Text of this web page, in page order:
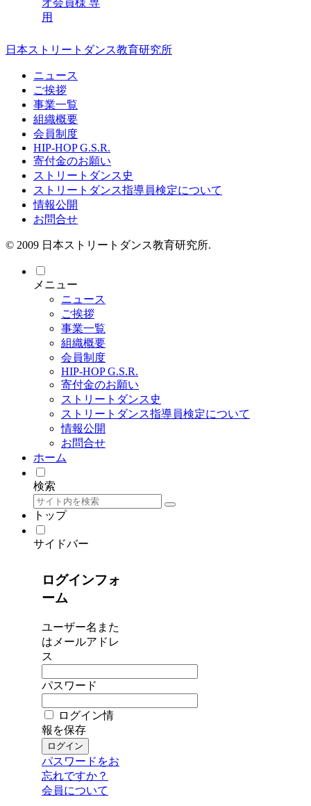
用
日本ストリートダンス教育研究所
ニュース
ご挨拶
事業一覧
組織概要
会員制度
HIP-HOP G.S.R.
寄付金のお願い
ストリートダンス史
ストリートダンス指導員検定について
情報公開
お問合せ
© 2009 日本ストリートダンス教育研究所.
メニュー
ニュース
ご挨拶
事業一覧
組織概要
会員制度
HIP-HOP G.S.R.
寄付金のお願い
ストリートダンス史
ストリートダンス指導員検定について
情報公開
お問合せ
ホーム
検索
トップ
サイドバー
ログインフォ
ーム
ユーザー名また
はメールアドレ
ス
パスワード
ログイン情
報を保存
パスワードをお
忘れですか？
会員について